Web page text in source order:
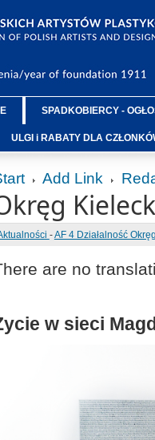
SPADKOBIERCY -
ULGI i RABATY DLA
Add Link
-AF 4 Działalność
are no
w sieci